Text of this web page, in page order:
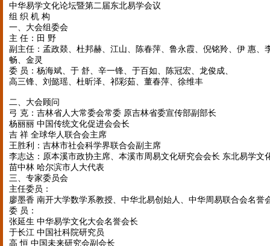
中华易学文化论坛暨第二届东北易学会议
组 织 机 构
一、大会组委会
主 任：田 野
副主任：孟政燚、杜邦赫、江山、陈春萍、鲁永霞、倪铭羚、伊 惠、
畅、金灵
委 员：杨海斌、于 舒、辛一锋、于百如、陈冠宏、龙俊成、
高三锋、刘懿瑶、杜昕泽、祁彩茹、董春萍、徐维丰
二、大会顾问
弓 克：吉林省人大常委会常委 原吉林省委宣传部副部长
杨丽丽 中国传统文化促进会会长
吉 祥 全球华人联合会主席
王胜利：吉林市社会科学界联合会副主席
李志达：原本溪市政协主席、本溪市周易文化研究会会长 东北易学文
苗中林 哈尔滨市人大代表
三、专家委员会
主任委员：
廖墨香 南开大学数学系教授、中华北易创始人、中华周易联合会名誉
委 员：
张延生 中华易学文化大会名誉会长
于长江 中国社科院研究员
高 恒 中国未来研究会副会长